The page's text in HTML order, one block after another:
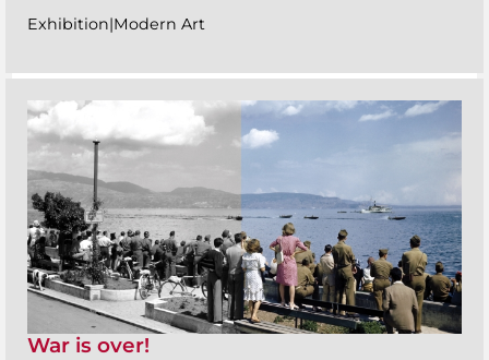
Exhibition|Modern Art
War is over!